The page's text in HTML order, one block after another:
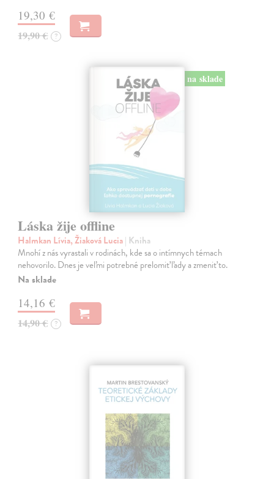
19,30 €
19,90 € ?
na sklade
Láska žije offline
Halmkan Lívia, Žiaková Lucia| Kniha
Mnohí z nás vyrastali v rodinách, kde sa o intímnych témach
nehovorilo. Dnes je veľmi potrebné prelomiť ľady a zmeniť to.
Na sklade
14,16 €
14,90 € ?